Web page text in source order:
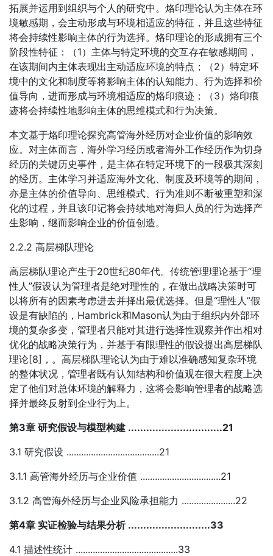
拓展并运用到组织与个人的研究中。烙印理论认为主体在环
境敏感期，会主动形成与环境相适应的特征，并且这些特征
将会持续性影响主体的行为选择。烙印理论的形成拥有三个
阶段性特征：（1）主体与特定环境的交互存在敏感期间，
在该期间内主体表现出主动适应环境的特点；（2）特定环
境中的文化和制度等将影响主体的认知能力、行为选择和价
值导向，进而形成与环境相适应的烙印痕迹；（3）烙印痕
迹将会持续性地影响主体的思维模式和行为决策。
本文基于烙印理论探究高管海外经历对企业价值的影响效
应。对主体而言，海外学习经历或者海外工作经历作为切身
经历的关键历史事件，是主体在特定环境下的一段极其深刻
的经历。主体学习并适应海外文化、制度及环境等的期间，
亦是主体的价值导向、思维模式、行为准则不断被重塑和深
化的过程，并且该印记将会持续地对海归人员的行为选择产
生影响，继而影响企业的价值创造。
2.2.2 高层梯队理论
高层梯队理论产生于20世纪80年代。传统管理理论基于“理
性人”假设认为管理者是绝对理性的，在做出战略决策时可
以将所有的因素考虑进去并择出最优选择。但是“理性人”假
设是有缺陷的，Hambrick和Mason认为由于组织内外部环
境的复杂多变，管理者只能对其进行选择性观察并作出相对
优化的战略决策行为，并基于有限理性的假设提出高层梯队
理论[8]，。高层梯队理论认为由于难以准确感知复杂环境
的整体状况，管理者既有认知结构和价值观在很大程度上决
定了他们对总体环境的解释力，这将会影响管理者的战略选
择并最终反射到企业行为上。
第3章 研究假设与模型构建 ...............................21
3.1 研究假设 ......................................21
3.1.1 高管海外经历与企业价值 .................................21
3.1.2 高管海外经历与企业风险承担能力 ......................22
第4章 实证检验与结果分析 ...........................33
4.1 描述性统计 ..........................................33